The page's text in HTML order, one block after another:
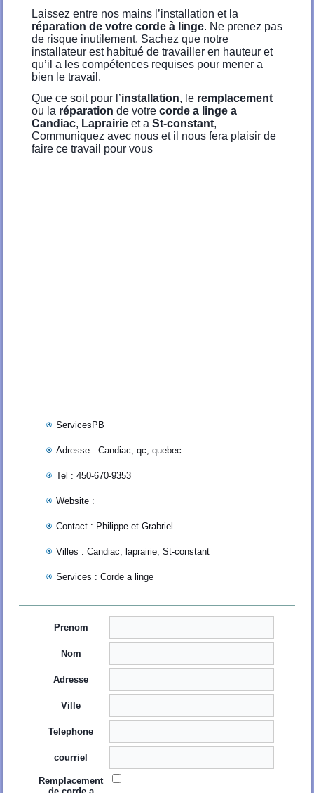
Laissez entre nos mains l’installation et la
réparation de votre corde à linge. Ne prenez pas
de risque inutilement. Sachez que notre
installateur est habitué de travailler en hauteur et
qu’il a les compétences requises pour mener a
bien le travail.
Que ce soit pour l’installation, le remplacement
ou la réparation de votrecorde a linge a
Candiac, Laprairie et a St-constant,
Communiquez avec nous et il nous fera plaisir de
faire ce travail pour vous
ServicesPB
Adresse : Candiac, qc, quebec
Tel : 450-670-9353
Website :
Contact : Philippe et Grabriel
Villes : Candiac, laprairie, St-constant
Services : Corde a linge
Prenom
Nom
Adresse
Ville
Telephone
courriel
Remplacement